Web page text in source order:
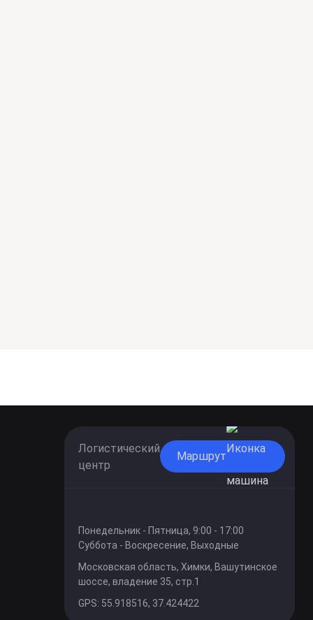
Логистический
центр
Маршрут
Понедельник - Пятница, 9:00 - 17:00
Суббота - Воскресение, Выходные
Московская область, Химки, Вашутинское
шоссе, владение 35, стр.1
GPS: 55.918516, 37.424422